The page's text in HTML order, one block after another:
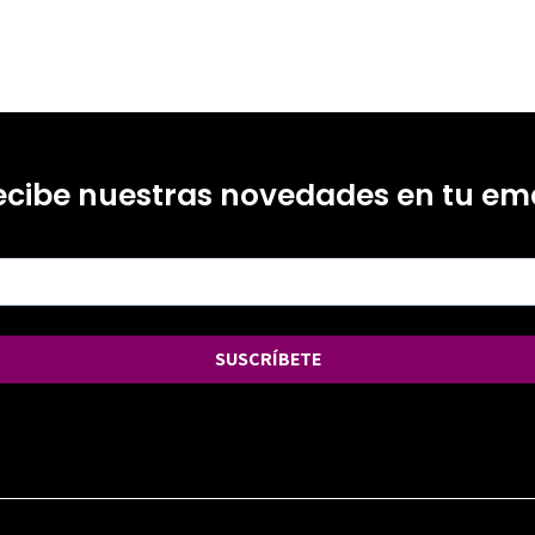
nuestras novedades en tu
SUSCRÍBETE